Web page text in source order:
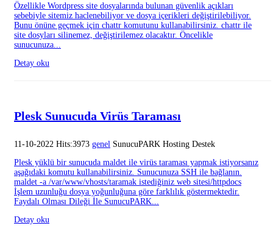
Özellikle Wordpress site dosyalarında bulunan güvenlik açıkları
sebebiyle sitemiz haclenebiliyor ve dosya içerikleri değiştirilebiliyor.
Bunu önüne geçmek için chattr komutunu kullanabilirsiniz. chattr ile
site dosyları silinemez, değiştirilemez olacaktır. Öncelikle
sunucunuza...
Detay oku
Plesk Sunucuda Virüs Taraması
11-10-2022 Hits:3973 genel SunucuPARK Hosting Destek
Plesk yüklü bir sunucuda maldet ile virüs taraması yapmak istiyorsanız
aşağıdaki komutu kullanabilirsiniz. Sunucunuza SSH ile bağlanın.
maldet -a /var/www/vhosts/taramak istediğiniz web sitesi/httpdocs
İşlem uzunluğu dosya yoğunluğuna göre farklılık göstermektedir.
Faydalı Olması Dileği İle SunucuPARK...
Detay oku